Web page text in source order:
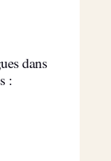
dans
: